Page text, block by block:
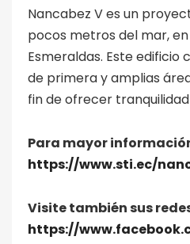
Nancabez V es un
pocos metros del mar,
Esmeraldas. Este edificio
de primera y amplias
fin de ofrecer tranquilidad
Para mayor
https://www.sti.ec/
Visite también sus
https://